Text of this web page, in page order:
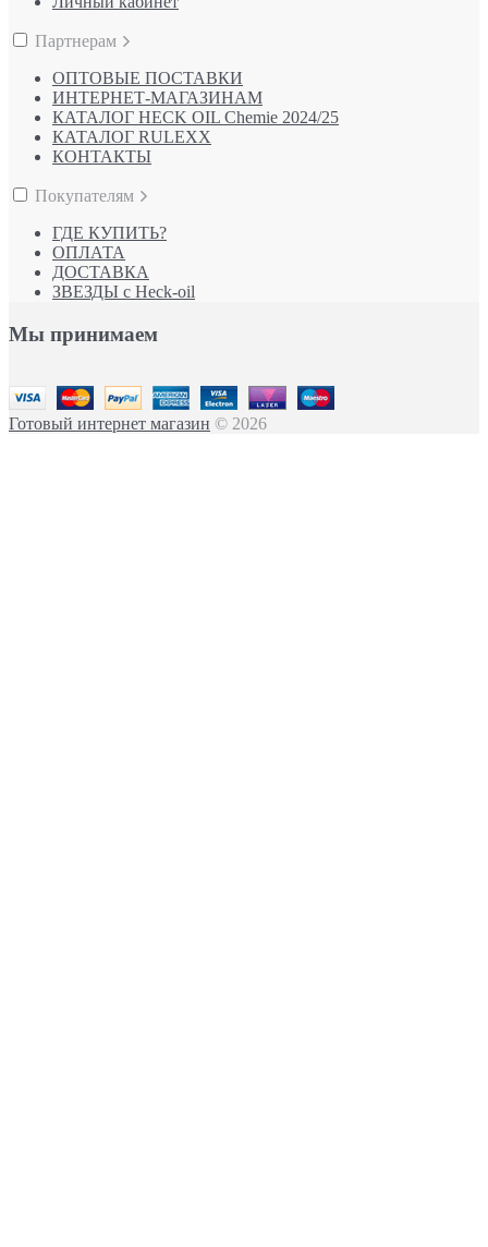
Партнерам
ОПТОВЫЕ ПОСТАВКИ
ИНТЕРНЕТ-МАГАЗИНАМ
КАТАЛОГ HECK OIL Chemie 2024/25
КАТАЛОГ RULEXX
КОНТАКТЫ
Покупателям
ГДЕ КУПИТЬ?
ОПЛАТА
ДОСТАВКА
ЗВЕЗДЫ с Heck-oil
Мы принимаем
Готовый интернет магазин © 2026